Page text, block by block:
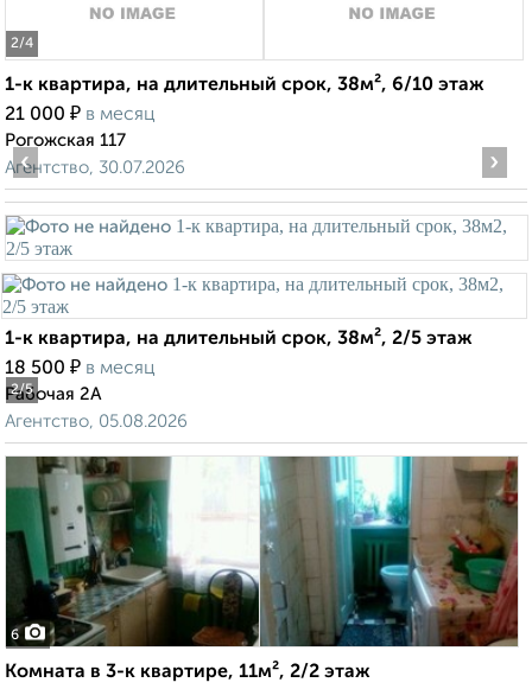
2/4
1-к квартира, на длительный срок, 38м², 6/10 этаж
21 000 ₽ в месяц
Рогожская 117
Агентство, 30.07.2026
2/5
‹ ›
1-к квартира, на длительный срок, 38м², 2/5 этаж
18 500 ₽ в месяц
Рабочая 2А
Агентство, 05.08.2026
6
Комната в 3-к квартире, 11м², 2/2 этаж